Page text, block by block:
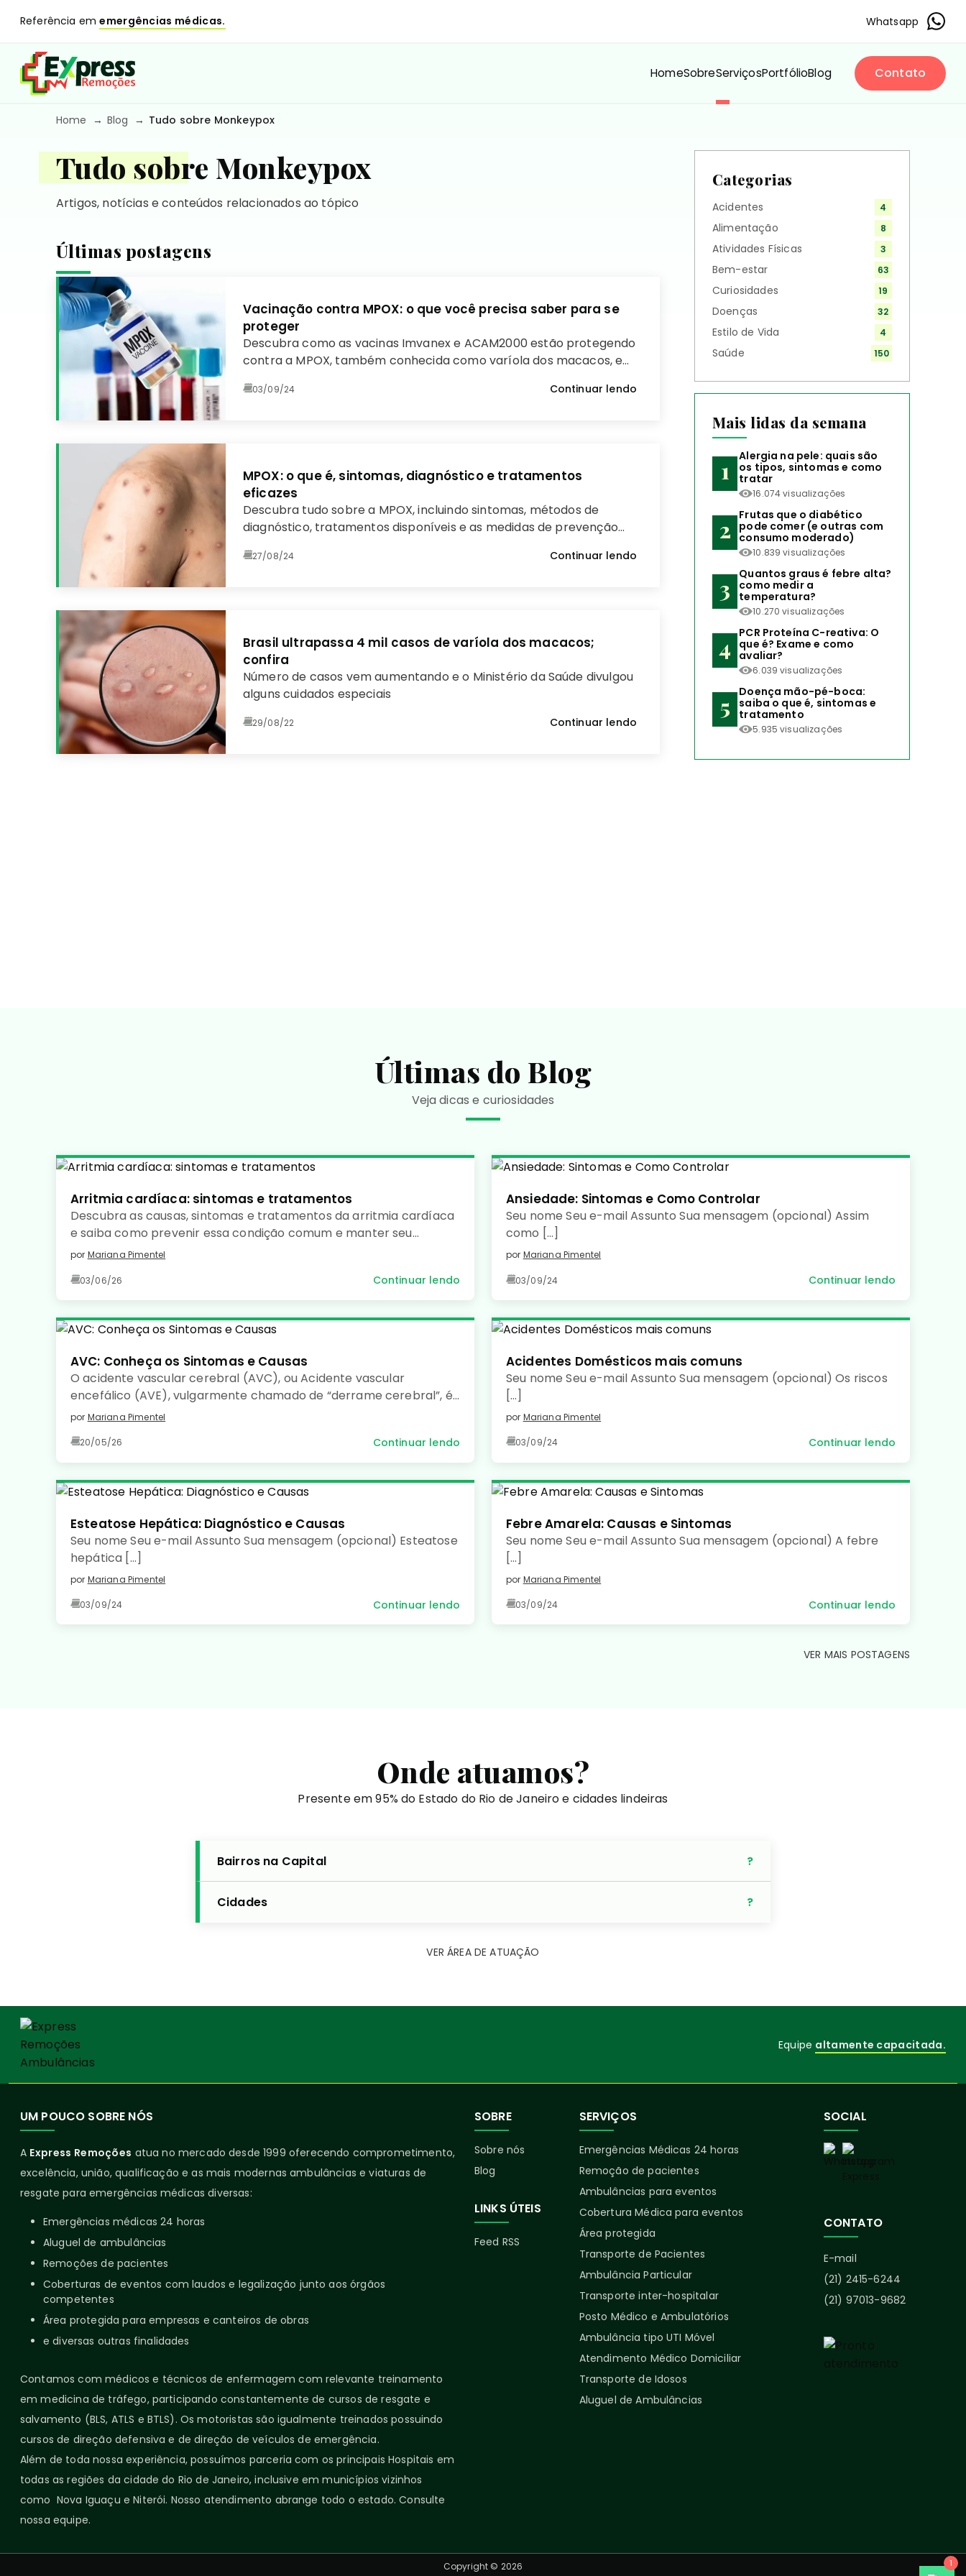
Referência ememergências médicas. Whatsapp
HomeSobreServiçosPortfólioBlog Contato
Home Blog Tudo sobre Monkeypox
Tudo sobre Monkeypox
Artigos, notícias e conteúdos relacionados ao tópico
Últimas postagens
Vacinação contra MPOX: o que você precisa saber para se
proteger
Descubra como as vacinas Imvanex e ACAM2000 estão protegendo
contra a MPOX, também conhecida como varíola dos macacos, e
prevenção e controle de surtos.
03/09/24 Continuar lendo
MPOX: o que é, sintomas, diagnóstico e tratamentos
eficazes
Descubra tudo sobre a MPOX, incluindo sintomas, métodos de
diagnóstico, tratamentos disponíveis e as medidas de prevenção
doença viral.
27/08/24 Continuar lendo
Brasil ultrapassa 4 mil casos de varíola dos macacos;
confira
Número de casos vem aumentando e o Ministério da Saúde divulgou
alguns cuidados especiais
29/08/22 Continuar lendo
Categorias
Acidentes 4
Alimentação 8
Atividades Físicas 3
Bem-estar 63
Curiosidades 19
Doenças 32
Estilo de Vida 4
Saúde 150
Mais lidas da semana
Alergia na pele: quais são
os tipos, sintomas e como
tratar
16.074 visualizações
Frutas que o diabético
pode comer (e outras com
consumo moderado)
10.839 visualizações
Quantos graus é febre alta?
como medir a
temperatura?
10.270 visualizações
PCR Proteína C-reativa: O
que é? Exame e como
avaliar?
6.039 visualizações
Doença mão-pé-boca:
saiba o que é, sintomas e
tratamento
5.935 visualizações
Últimas do Blog
Veja dicas e curiosidades
Arritmia cardíaca: sintomas e tratamentos
Descubra as causas, sintomas e tratamentos da arritmia cardíaca
e saiba como prevenir essa condição comum e manter seu
coração saudável. Leia no detalhe!
por Mariana Pimentel
03/06/26 Continuar lendo
Ansiedade: Sintomas e Como Controlar
Seu nome Seu e-mail Assunto Sua mensagem (opcional) Assim
como […]
por Mariana Pimentel
03/09/24 Continuar lendo
AVC: Conheça os Sintomas e Causas
O acidente vascular cerebral (AVC), ou Acidente vascular
encefálico (AVE), vulgarmente chamado de “derrame cerebral”, é
uma doença de início súbito, caracterizada pela falta de irrigação
de tecido cerebral.
por Mariana Pimentel
20/05/26 Continuar lendo
Acidentes Domésticos mais comuns
Seu nome Seu e-mail Assunto Sua mensagem (opcional) Os riscos
[…]
por Mariana Pimentel
03/09/24 Continuar lendo
Esteatose Hepática: Diagnóstico e Causas
Seu nome Seu e-mail Assunto Sua mensagem (opcional) Esteatose
hepática […]
por Mariana Pimentel
03/09/24 Continuar lendo
Febre Amarela: Causas e Sintomas
Seu nome Seu e-mail Assunto Sua mensagem (opcional) A febre
[…]
por Mariana Pimentel
03/09/24 Continuar lendo
VER MAIS POSTAGENS
Onde atuamos?
Presente em 95% do Estado do Rio de Janeiro e cidades lindeiras
Bairros na Capital
Cidades
VER ÁREA DE ATUAÇÃO
Equipe altamente capacitada.
UM POUCO SOBRE NÓS
A Express Remoções atua no mercado desde 1999 oferecendo comprometimento,
excelência, união, qualificação e as mais modernas ambulâncias e viaturas de
resgate para emergências médicas diversas:
Emergências médicas 24 horas
Aluguel de ambulâncias
Remoções de pacientes
Coberturas de eventos com laudos e legalização junto aos órgãos
competentes
Área protegida para empresas e canteiros de obras
e diversas outras finalidades
Contamos com médicos e técnicos de enfermagem com relevante treinamento
em medicina de tráfego, participando constantemente de cursos de resgate e
salvamento (BLS, ATLS e BTLS). Os motoristas são igualmente treinados possuindo
cursos de direção defensiva e de direção de veículos de emergência.
Além de toda nossa experiência, possuímos parceria com os principais Hospitais em
todas as regiões da cidade do Rio de Janeiro, inclusive em municípios vizinhos
como Nova Iguaçu e Niterói. Nosso atendimento abrange todo o estado. Consulte
nossa equipe.
SOBRE
Sobre nós
Blog
LINKS ÚTEIS
Feed RSS
SERVIÇOS
Emergências Médicas 24 horas
Remoção de pacientes
Ambulâncias para eventos
Cobertura Médica para eventos
Área protegida
Transporte de Pacientes
Ambulância Particular
Transporte inter-hospitalar
Posto Médico e Ambulatórios
Ambulância tipo UTI Móvel
Atendimento Médico Domiciliar
Transporte de Idosos
Aluguel de Ambulâncias
SOCIAL
CONTATO
E-mail
(21) 2415-6244
(21) 97013-9682
Copyright © 2026
1